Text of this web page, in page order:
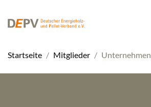
Startseite Mitglieder Unternehmen